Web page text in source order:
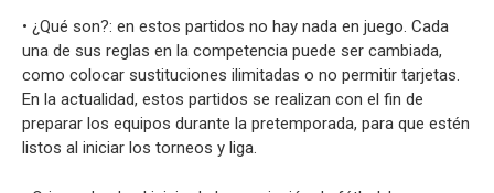
• ¿Qué son?: en estos partidos no hay nada en juego. Cada
una de sus reglas en la competencia puede ser cambiada,
como colocar sustituciones ilimitadas o no permitir tarjetas.
En la actualidad, estos partidos se realizan con el fin de
preparar los equipos durante la pretemporada, para que estén
listos al iniciar los torneos y liga.